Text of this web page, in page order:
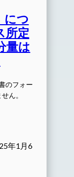
につ
所定
量は
のフォー
ん。
年1月6